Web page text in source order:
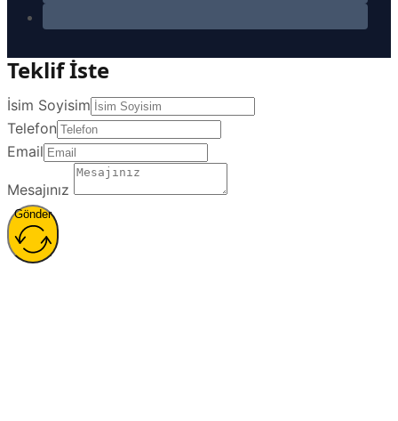
Teklif İste
İsim Soyisim
Telefon
Email
Mesajınız
Gönder